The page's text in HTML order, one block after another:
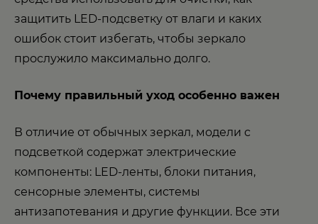
защитить LED-подсветку от влаги и каких
ошибок стоит избегать, чтобы зеркало
прослужило максимально долго.
Почему правильный уход особенно важен
В отличие от обычных зеркал, модели с
подсветкой содержат электрические
компоненты: LED-ленты, блоки питания,
сенсорные элементы, системы
антизапотевания и другие функции. Все эти